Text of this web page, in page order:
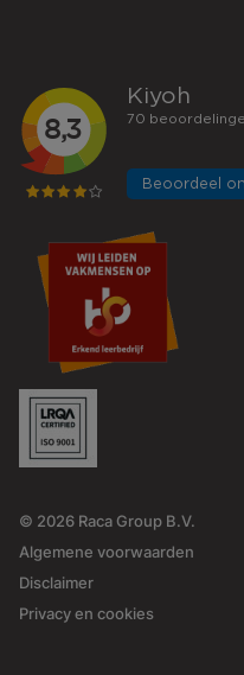
© 2026 Raca Group B.V.
Algemene voorwaarden
Disclaimer
Privacy en cookies